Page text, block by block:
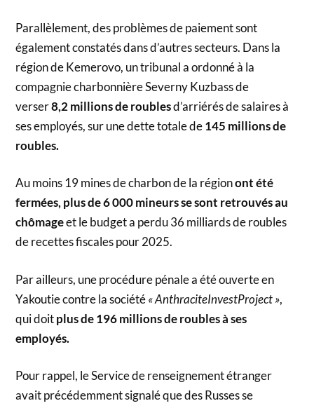
Parallèlement, des problèmes de paiement sont
également constatés dans d’autres secteurs. Dans la
région de Kemerovo, un tribunal a ordonné à la
compagnie charbonnière Severny Kuzbass de
verser8,2 millions de roublesd’arriérés de salaires à
ses employés, sur une dette totale de145 millions de
roubles.
Au moins 19 mines de charbon de la régionont été
fermées, plus de 6 000 mineurs se sont retrouvés au
chômageet le budget a perdu 36 milliards de roubles
de recettes fiscales pour 2025.
Par ailleurs, une procédure pénale a été ouverte en
Yakoutie contre la société« AnthraciteInvestProject »,
qui doitplus de 196 millions de roubles à ses
employés.
Pour rappel, le Service de renseignement étranger
avait précédemment signalé que des Russes se